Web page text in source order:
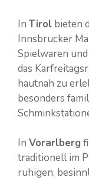
In Tirol bieten
Innsbrucker
Spielwaren
das
hautnah zu
besonders
In Vorarlberg
traditionell im
ruhigen,